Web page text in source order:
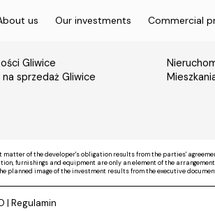
us Our investments Commercial
Gliwice
na sprzedaż Gliwice
of the developer's obligation results from the parties'
furnishings and equipment are only an element of the
planned image of the investment results from the executive
| Regulamin